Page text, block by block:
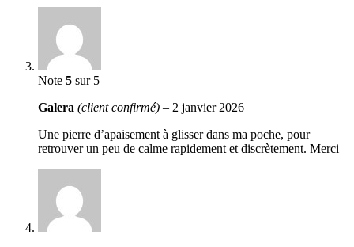
Note 5 sur 5
Galera (client confirmé) – 2 janvier 2026
Une pierre d’apaisement à glisser dans ma poche, pour
retrouver un peu de calme rapidement et discrètement. Merci